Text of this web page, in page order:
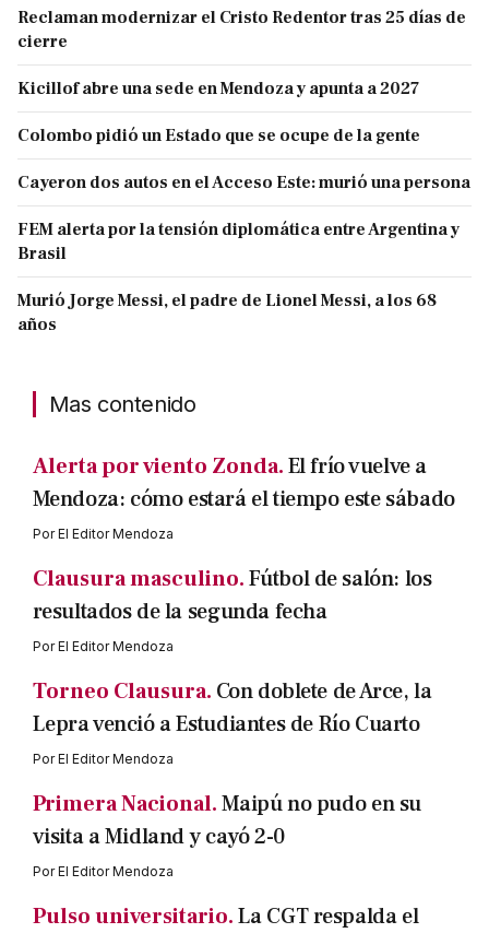
Reclaman modernizar el Cristo Redentor tras 25 días de
cierre
Kicillof abre una sede en Mendoza y apunta a 2027
Colombo pidió un Estado que se ocupe de la gente
Cayeron dos autos en el Acceso Este: murió una persona
FEM alerta por la tensión diplomática entre Argentina y
Brasil
Murió Jorge Messi, el padre de Lionel Messi, a los 68
años
Mas contenido
Alerta por viento Zonda.El frío vuelve a
Mendoza: cómo estará el tiempo este sábado
PorEl Editor Mendoza
Clausura masculino.Fútbol de salón: los
resultados de la segunda fecha
PorEl Editor Mendoza
Torneo Clausura. Con doblete de Arce, la
Lepra venció a Estudiantes de Río Cuarto
PorEl Editor Mendoza
Primera Nacional.Maipú no pudo en su
visita a Midland y cayó 2-0
PorEl Editor Mendoza
Pulso universitario.La CGT respalda el